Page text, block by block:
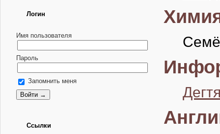
Логин
Имя пользователя
Пароль
Запомнить меня
Ссылки